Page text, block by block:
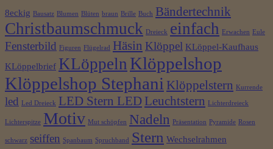
8eckig Bausatz Blumen Blüten braun Brille Buch Bändertechnik
Christbaumschmuck Dreieck einfach Erwachen Eule
Fensterbild Figuren Flügelrad Häsin Klöppel KLöppel-Kaufhaus
KLöppelbrief KLöppeln Klöppelshop
Klöppelshop Stephani Klöppelstern Kurrende
led Led Dreieck LED Stern LED Leuchtstern Lichterdreieck
Lichterspitze Motiv Mut schöpfen Nadeln Präsentation Pyramide Rosen
schwarz seiffen Spanbaum Spruchband Stern Wechselrahmen